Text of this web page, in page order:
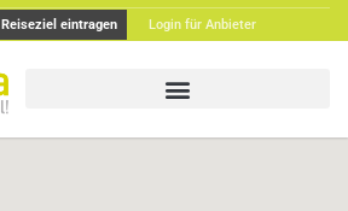
Reiseziel eintragen Login für Anbieter